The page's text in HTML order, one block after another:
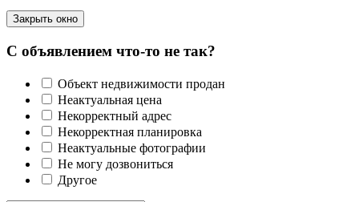
Закрыть окно
С объявлением что-то не так?
Объект недвижимости продан
Неактуальная цена
Некорректный адрес
Некорректная планировка
Неактуальные фотографии
Не могу дозвониться
Другое